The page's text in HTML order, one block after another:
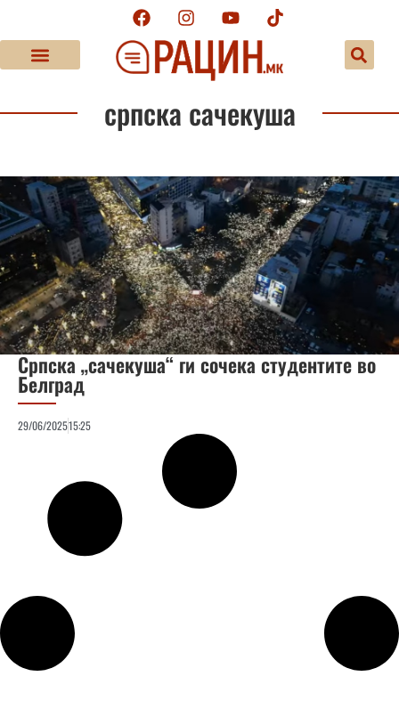
српска сачекуша
Српска „сачекуша“ ги сочека студентите во
Белград
29/06/202515:25